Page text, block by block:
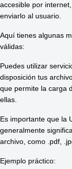
accesible por
enviarlo al usuario.
Aquí tienes algunas
válidas:
Puedes utilizar
disposición tus
que permite la carga
ellas.
Es importante que la
generalmente
archivo, como .pdf,
Ejemplo práctico: